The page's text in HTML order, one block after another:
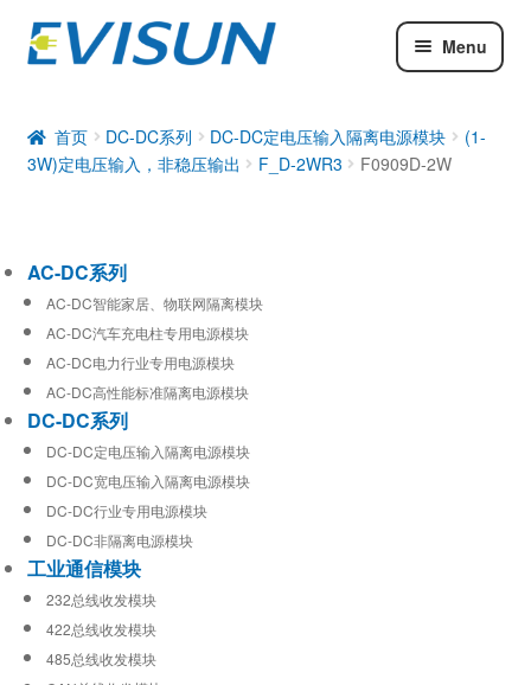
Menu
DC-DC系列
工业通信模块
首页 DC-DC系列 DC-DC定电压输入隔离电源模块
(1-
3W)定电压输入，非稳压输出
F_D-2WR3 F0909D-2W
AC-DC系列
AC-DC智能家居、物联网隔离模块
AC-DC汽车充电柱专用电源模块
AC-DC电力行业专用电源模块
AC-DC高性能标准隔离电源模块
DC-DC系列
DC-DC定电压输入隔离电源模块
DC-DC宽电压输入隔离电源模块
DC-DC行业专用电源模块
DC-DC非隔离电源模块
工业通信模块
232总线收发模块
422总线收发模块
485总线收发模块